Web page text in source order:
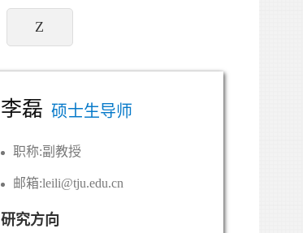
Z
李磊 硕士生导师
职称:副教授
邮箱:leili@tju.edu.cn
研究方向